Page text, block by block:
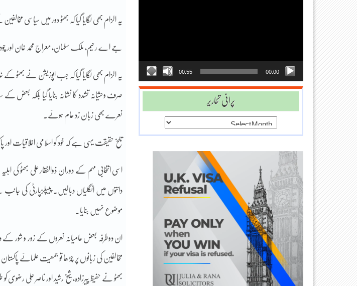
یہ الزام بھی لگایا گیا کہ بھٹو دور میں سیاسی
جے اے رحیم، ملک سلمان، معراج محمد خان اور
یہ الزام بھی لگایا گیا کہ جب اپوزیشن نے بھٹو
نعرے بھی زبان زد عام ہوئے۔
تلخ حقیقت یہی ہے کہ خود کو اسلامی اخلاقیات
اسی انتخابی مہم کے دوران ذوالفقار علی بھٹو
دانتوں میں انگلیاں دبالیں۔ پیپلزپارٹی کی
موضوع نہیں بنایا۔
مخالفین کی زبانوں پر چڑھا تو جمعیت علمائے
بھٹو نے حفیظ پیرزادہ، شیخ رشید اور ناصر علی
00:00
00:55
پرانی تحاریر